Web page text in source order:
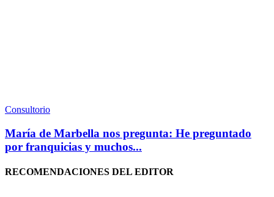
Consultorio
María de Marbella nos pregunta: He preguntado
por franquicias y muchos...
RECOMENDACIONES DEL EDITOR